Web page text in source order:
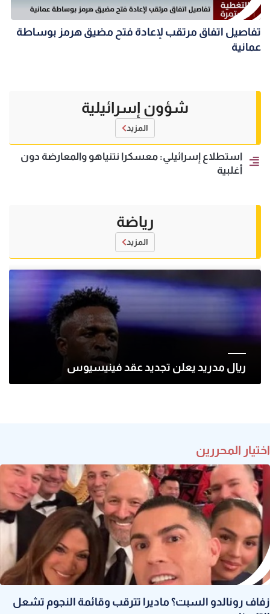
تفاصيل اتفاق مرتقب لإعادة فتح مضيق هرمز بوساطة
عمانية
شؤون إسرائيلية
المزيد
استطلاع إسرائيلي: معسكرا نتنياهو والمعارضة دون
أغلبية
رياضة
المزيد
ريال مدريد يعلن تجديد عقد فينيسيوس
اختيار المحررين
زفاف رونالدو السبت؟ ماديرا تترقب وقائمة النجوم تشعل